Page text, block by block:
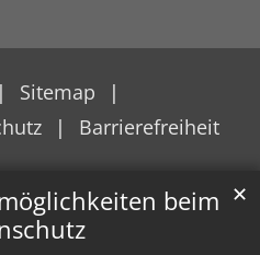
beim ✕
Sitemap
Barrierefreiheit